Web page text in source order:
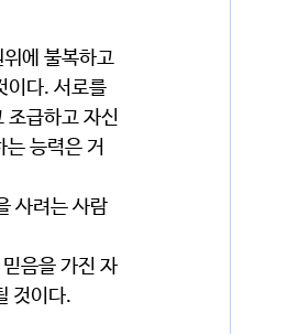
이다. 서로를
조급하고 자신
능력은 거
것이다.